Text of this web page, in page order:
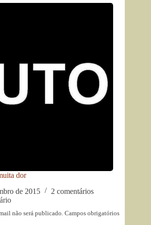
dor
de 2015
2 comentários
não será publicado. Campos obrigatórios